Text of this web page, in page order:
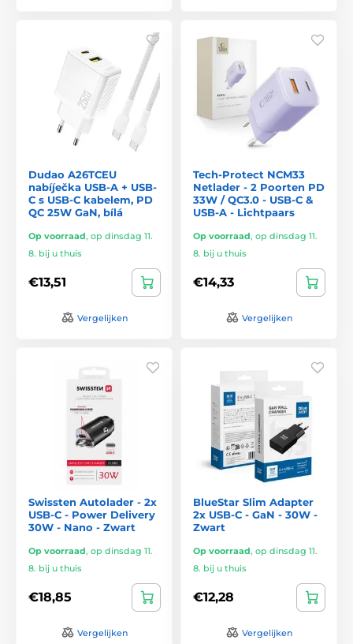
Dudao A26TCEU
nabíječka USB-A + USB-
C s USB-C kabelem, PD
QC 25W GaN, bílá
Op voorraad, op dinsdag 11.
8. bij u thuis
€13,51
Vergelijken
Tech-Protect NCM33
Netlader - 2 Poorten PD
33W / QC3.0 - USB-C &
USB-A - Lichtpaars
Op voorraad, op dinsdag 11.
8. bij u thuis
€14,33
Vergelijken
Swissten Autolader - 2x
USB-C - Power Delivery
30W - Nano - Zwart
Op voorraad, op dinsdag 11.
8. bij u thuis
€18,85
Vergelijken
BlueStar Slim Adapter
2x USB-C - GaN - 30W -
Zwart
Op voorraad, op dinsdag 11.
8. bij u thuis
€12,28
Vergelijken